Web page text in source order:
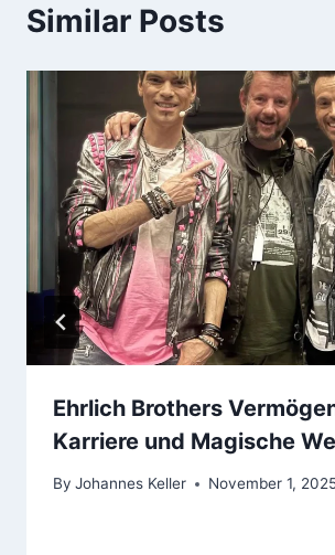
Similar Posts
Ehrlich Brothers
Karriere und Magische
By Johannes Keller November 1,